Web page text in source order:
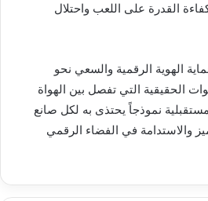
القدرة على اللعب واحتلال
الهوية الرقمية والسعي نحو
الحقيقية التي تفصل بين الهواة
نموذجاً يحتذى به لكل صانع
والاستدامة في الفضاء الرقمي